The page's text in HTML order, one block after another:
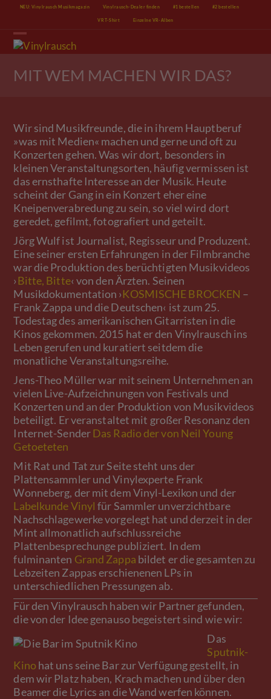
content
NEU: Vinylrausch Musikmagazin Vinylrausch-Dealer finden #1 bestellen #2 bestellen
VR T-Shirt Einzelne VR-Alben
Open
mobile
menu
Close
mobile
menu
MIT WEM MACHEN WIR DAS?
Wir sind Musikfreunde, die in ihrem Hauptberuf
»was mit Medien« machen und gerne und oft zu
Konzerten gehen. Was wir dort, besonders in
kleinen Veranstaltungsorten, häufig vermissen ist
das ernsthafte Interesse an der Musik. Heute
scheint der Gang in ein Konzert eher eine
Kneipenverabredung zu sein, so viel wird dort
geredet, gefilmt, fotografiert und geteilt.
Jörg Wulf ist Journalist, Regisseur und Produzent.
Eine seiner ersten Erfahrungen in der Filmbranche
war die Produktion des berüchtigten Musikvideos
›Bitte, Bitte‹ von den Ärzten. Seinen
Musikdokumentation ›KOSMISCHE BROCKEN –
Frank Zappa und die Deutschen‹ ist zum 25.
Todestag des amerikanischen Gitarristen in die
Kinos gekommen. 2015 hat er den Vinylrausch ins
Leben gerufen und kuratiert seitdem die
monatliche Veranstaltungsreihe.
Jens-Theo Müller war mit seinem Unternehmen an
vielen Live-Aufzeichnungen von Festivals und
Konzerten und an der Produktion von Musikvideos
beteiligt. Er veranstaltet mit großer Resonanz den
Internet-SenderDas Radio der von Neil Young
Getoeteten
Mit Rat und Tat zur Seite steht uns der
Plattensammler und Vinylexperte Frank
Wonneberg, der mit dem Vinyl-Lexikon und der
Labelkunde Vinyl für Sammler unverzichtbare
Nachschlagewerke vorgelegt hat und derzeit in der
Mint allmonatlich aufschlussreiche
Plattenbesprechunge publiziert. In dem
fulminanten Grand Zappa bildet er die gesamten zu
Lebzeiten Zappas erschienenen LPs in
unterschiedlichen Pressungen ab.
Für den Vinylrausch haben wir Partner gefunden,
die von der Idee genauso begeistert sind wie wir:
Das
Sputnik-
Kino hat uns seine Bar zur Verfügung gestellt, in
dem wir Platz haben, Krach machen und über den
Beamer die Lyrics an die Wand werfen können.